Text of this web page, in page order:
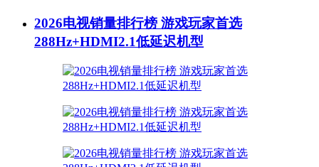
2026电视销量排行榜 游戏玩家首选
288Hz+HDMI2.1低延迟机型